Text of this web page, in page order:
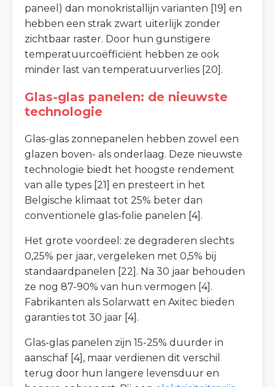
paneel) dan monokristallijn varianten [19] en
hebben een strak zwart uiterlijk zonder
zichtbaar raster. Door hun gunstigere
temperatuurcoëfficiënt hebben ze ook
minder last van temperatuurverlies [20].
Glas-glas panelen: de nieuwste
technologie
Glas-glas zonnepanelen hebben zowel een
glazen boven- als onderlaag. Deze nieuwste
technologie biedt het hoogste rendement
van alle types [21] en presteert in het
Belgische klimaat tot 25% beter dan
conventionele glas-folie panelen [4].
Het grote voordeel: ze degraderen slechts
0,25% per jaar, vergeleken met 0,5% bij
standaardpanelen [22]. Na 30 jaar behouden
ze nog 87-90% van hun vermogen [4].
Fabrikanten als Solarwatt en Axitec bieden
garanties tot 30 jaar [4].
Glas-glas panelen zijn 15-25% duurder in
aanschaf [4], maar verdienen dit verschil
terug door hun langere levensduur en